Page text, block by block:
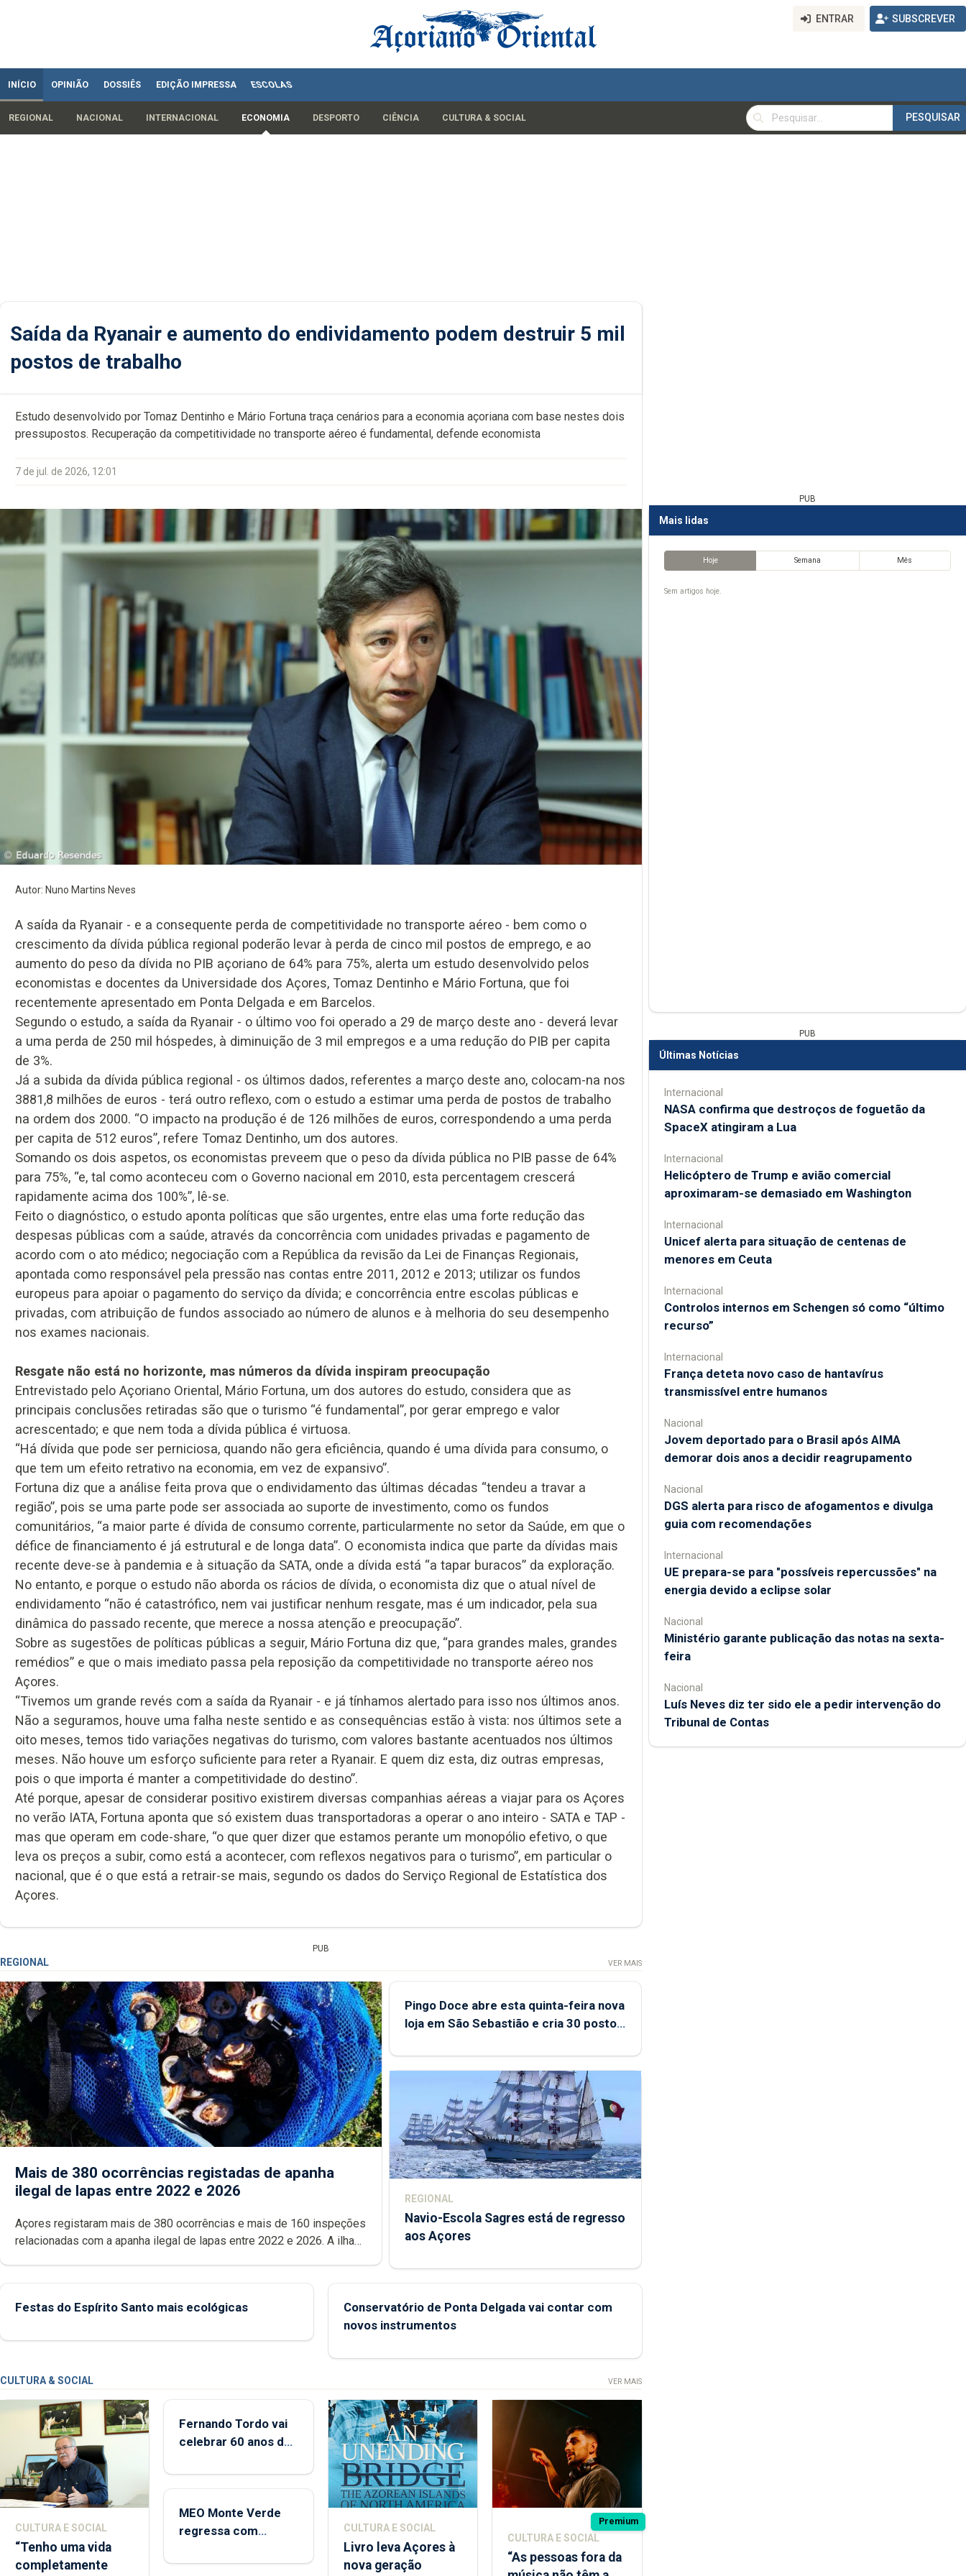
ENTRAR SUBSCREVER
INÍCIO OPINIÃO DOSSIÊS EDIÇÃO IMPRESSA ESCOLAS
REGIONAL NACIONAL INTERNACIONAL ECONOMIA DESPORTO CIÊNCIA CULTURA & SOCIAL
PESQUISAR
PESQUISAR
Saída da Ryanair e aumento do endividamento podem destruir 5 mil
postos de trabalho
Estudo desenvolvido por Tomaz Dentinho e Mário Fortuna traça cenários para a economia açoriana com base nestes dois
pressupostos. Recuperação da competitividade no transporte aéreo é fundamental, defende economista
7 de jul. de 2026, 12:01
Autor: Nuno Martins Neves
A saída da Ryanair - e a consequente perda de competitividade no transporte aéreo - bem como o
crescimento da dívida pública regional poderão levar à perda de cinco mil postos de emprego, e ao
aumento do peso da dívida no PIB açoriano de 64% para 75%, alerta um estudo desenvolvido pelos
economistas e docentes da Universidade dos Açores, Tomaz Dentinho e Mário Fortuna, que foi
recentemente apresentado em Ponta Delgada e em Barcelos.
Segundo o estudo, a saída da Ryanair - o último voo foi operado a 29 de março deste ano - deverá levar
a uma perda de 250 mil hóspedes, à diminuição de 3 mil empregos e a uma redução do PIB per capita
de 3%.
Já a subida da dívida pública regional - os últimos dados, referentes a março deste ano, colocam-na nos
3881,8 milhões de euros - terá outro reflexo, com o estudo a estimar uma perda de postos de trabalho
na ordem dos 2000. “O impacto na produção é de 126 milhões de euros, correspondendo a uma perda
per capita de 512 euros”, refere Tomaz Dentinho, um dos autores.
Somando os dois aspetos, os economistas preveem que o peso da dívida pública no PIB passe de 64%
para 75%, “e, tal como aconteceu com o Governo nacional em 2010, esta percentagem crescerá
rapidamente acima dos 100%”, lê-se.
Feito o diagnóstico, o estudo aponta políticas que são urgentes, entre elas uma forte redução das
despesas públicas com a saúde, através da concorrência com unidades privadas e pagamento de
acordo com o ato médico; negociação com a República da revisão da Lei de Finanças Regionais,
apontada como responsável pela pressão nas contas entre 2011, 2012 e 2013; utilizar os fundos
europeus para apoiar o pagamento do serviço da dívida; e concorrência entre escolas públicas e
privadas, com atribuição de fundos associado ao número de alunos e à melhoria do seu desempenho
nos exames nacionais.
Resgate não está no horizonte, mas números da dívida inspiram preocupação
Entrevistado pelo Açoriano Oriental, Mário Fortuna, um dos autores do estudo, considera que as
principais conclusões retiradas são que o turismo “é fundamental”, por gerar emprego e valor
acrescentado; e que nem toda a dívida pública é virtuosa.
“Há dívida que pode ser perniciosa, quando não gera eficiência, quando é uma dívida para consumo, o
que tem um efeito retrativo na economia, em vez de expansivo”.
Fortuna diz que a análise feita prova que o endividamento das últimas décadas “tendeu a travar a
região”, pois se uma parte pode ser associada ao suporte de investimento, como os fundos
comunitários, “a maior parte é dívida de consumo corrente, particularmente no setor da Saúde, em que o
défice de financiamento é já estrutural e de longa data”. O economista indica que parte da dívidas mais
recente deve-se à pandemia e à situação da SATA, onde a dívida está “a tapar buracos” da exploração.
No entanto, e porque o estudo não aborda os rácios de dívida, o economista diz que o atual nível de
endividamento “não é catastrófico, nem vai justificar nenhum resgate, mas é um indicador, pela sua
dinâmica do passado recente, que merece a nossa atenção e preocupação”.
Sobre as sugestões de políticas públicas a seguir, Mário Fortuna diz que, “para grandes males, grandes
remédios” e que o mais imediato passa pela reposição da competitividade no transporte aéreo nos
Açores.
“Tivemos um grande revés com a saída da Ryanair - e já tínhamos alertado para isso nos últimos anos.
Não a seguramos, houve uma falha neste sentido e as consequências estão à vista: nos últimos sete a
oito meses, temos tido variações negativas do turismo, com valores bastante acentuados nos últimos
meses. Não houve um esforço suficiente para reter a Ryanair. E quem diz esta, diz outras empresas,
pois o que importa é manter a competitividade do destino”.
Até porque, apesar de considerar positivo existirem diversas companhias aéreas a viajar para os Açores
no verão IATA, Fortuna aponta que só existem duas transportadoras a operar o ano inteiro - SATA e TAP -
mas que operam em code-share, “o que quer dizer que estamos perante um monopólio efetivo, o que
leva os preços a subir, como está a acontecer, com reflexos negativos para o turismo”, em particular o
nacional, que é o que está a retrair-se mais, segundo os dados do Serviço Regional de Estatística dos
Açores.
PUB
REGIONAL VER MAIS
Mais de 380 ocorrências registadas de apanha
ilegal de lapas entre 2022 e 2026
Açores registaram mais de 380 ocorrências e mais de 160 inspeções
relacionadas com a apanha ilegal de lapas entre 2022 e 2026. A ilha
Pingo Doce abre esta quinta-feira nova
loja em São Sebastião e cria 30 postos
REGIONAL
Navio-Escola Sagres está de regresso
aos Açores
Festas do Espírito Santo mais ecológicas
Conservatório de Ponta Delgada vai contar com
novos instrumentos
CULTURA & SOCIAL VER MAIS
CULTURA E SOCIAL
“Tenho uma vida
completamente
Fernando Tordo vai
celebrar 60 anos de
Micaelense
MEO Monte Verde
regressa com
acessibilidade
CULTURA E SOCIAL
Livro leva Açores à
nova geração
Premium
CULTURA E SOCIAL
“As pessoas fora da
PUB
Mais lidas
Hoje Semana Mês
Sem artigos hoje.
PUB
Últimas Notícias
Internacional
NASA confirma que destroços de foguetão da
SpaceX atingiram a Lua
Internacional
Helicóptero de Trump e avião comercial
aproximaram-se demasiado em Washington
Internacional
Unicef alerta para situação de centenas de
menores em Ceuta
Internacional
Controlos internos em Schengen só como “último
recurso”
Internacional
França deteta novo caso de hantavírus
transmissível entre humanos
Nacional
Jovem deportado para o Brasil após AIMA
demorar dois anos a decidir reagrupamento
Nacional
DGS alerta para risco de afogamentos e divulga
guia com recomendações
Internacional
UE prepara-se para "possíveis repercussões" na
energia devido a eclipse solar
Nacional
Ministério garante publicação das notas na sexta-
feira
Nacional
Luís Neves diz ter sido ele a pedir intervenção do
Tribunal de Contas